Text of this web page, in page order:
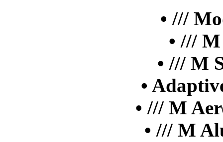
• ///
• ///
• /// M
•
• /// M
• /// M